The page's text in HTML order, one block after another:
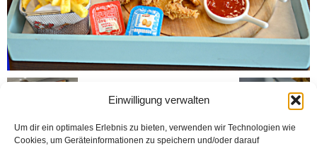
Einwilligung verwalten
Um dir ein optimales Erlebnis zu bieten, verwenden wir Technologien wie
Cookies, um Geräteinformationen zu speichern und/oder darauf